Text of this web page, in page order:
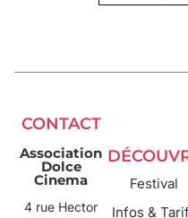
CONTACT
Association
Dolce
Cinema
4 rue Hector
Festival
Infos &